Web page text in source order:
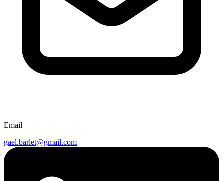
Email
gael.barlet@gmail.com